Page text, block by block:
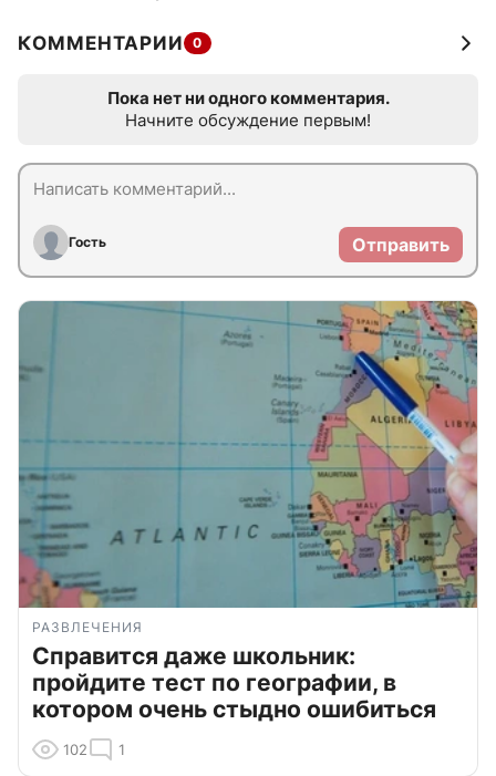
КОММЕНТАРИИ 0
Пока нет ни одного комментария.
Начните обсуждение первым!
Гость Отправить
РАЗВЛЕЧЕНИЯ
Справится даже школьник:
пройдите тест по географии, в
котором очень стыдно ошибиться
102 1